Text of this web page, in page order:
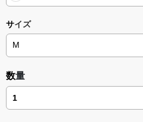
サイズ
数量